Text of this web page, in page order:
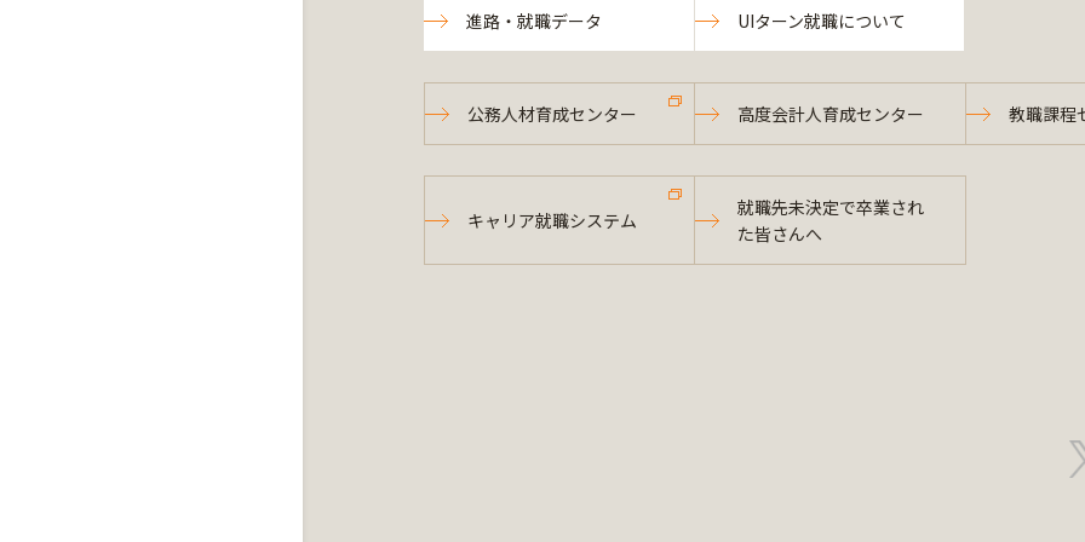
進路・就職データ UIターン就職について
公務人材育成センター 高度会計人育成センター 教職課程
キャリア就職システム
就職先未決定で卒業され
た皆さんへ